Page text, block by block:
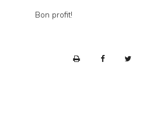
Bon profit!